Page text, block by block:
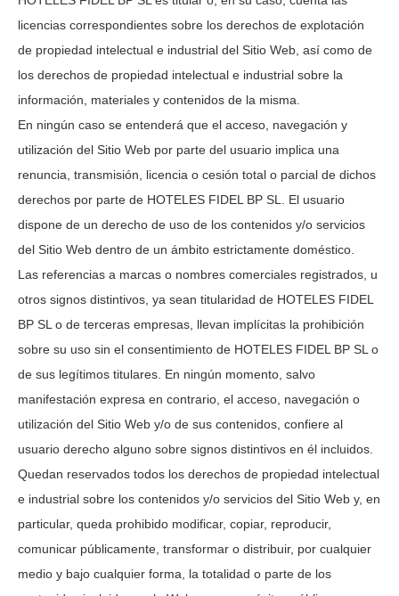
licencias correspondientes sobre los derechos de explotación
de propiedad intelectual e industrial del Sitio Web, así como de
los derechos de propiedad intelectual e industrial sobre la
información, materiales y contenidos de la misma.
En ningún caso se entenderá que el acceso, navegación y
utilización del Sitio Web por parte del usuario implica una
renuncia, transmisión, licencia o cesión total o parcial de dichos
derechos por parte de HOTELES FIDEL BP SL
. El usuario
dispone de un derecho de uso de los contenidos y/o servicios
del Sitio Web dentro de un ámbito estrictamente doméstico.
Las referencias a marcas o nombres comerciales registrados, u
otros signos distintivos, ya sean titularidad de HOTELES FIDEL
BP SL o de terceras empresas, llevan implícitas la prohibición
sobre su uso sin el consentimiento de HOTELES FIDEL BP SL o
de sus legítimos titulares. En ningún momento, salvo
manifestación expresa en contrario, el acceso, navegación o
utilización del Sitio Web y/o de sus contenidos, confiere al
usuario derecho alguno sobre signos distintivos en él incluidos.
Quedan reservados todos los derechos de propiedad intelectual
e industrial sobre los contenidos y/o servicios del Sitio Web y, en
particular, queda prohibido modificar, copiar, reproducir,
comunicar públicamente, transformar o distribuir, por cualquier
medio y bajo cualquier forma, la totalidad o parte de los